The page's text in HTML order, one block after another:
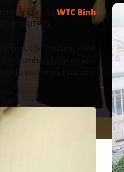
tác của WTC Binh
(ITPC).
mại, các chương trình
doanh nghiệp có vốn
đa vai trò của các đơn